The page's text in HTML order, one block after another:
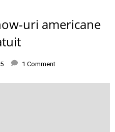
uri americane
1 Comment